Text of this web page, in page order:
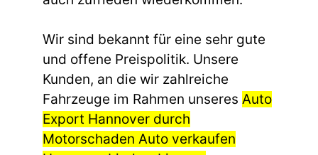
Wir sind bekannt für eine sehr gute
und offene Preispolitik. Unsere
Kunden, an die wir zahlreiche
Fahrzeuge im Rahmen unseres Auto
Export Hannover durch
Motorschaden Auto verkaufen